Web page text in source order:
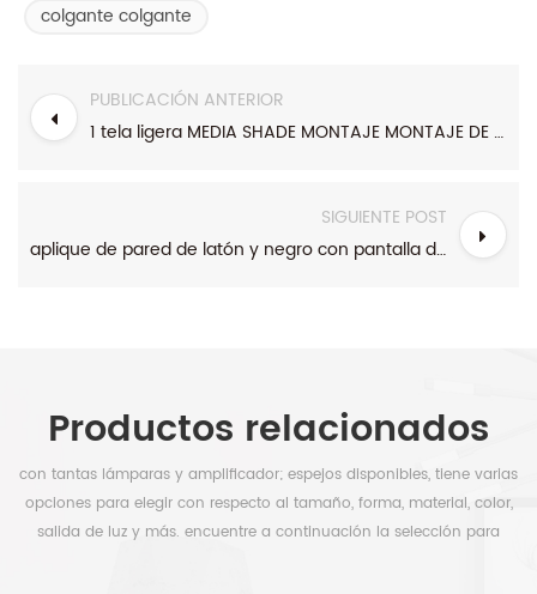
colgante colgante
PUBLICACIÓN ANTERIOR
1 tela ligera MEDIA SHADE MONTAJE MONTAJE DE LA CAMINO DE CAMA DE CAMA CON ACCES BLACK
SIGUIENTE POST
aplique de pared de latón y negro con pantalla de metal para dormitorio
Productos relacionados
con tantas lámparas y amplificador; espejos disponibles, tiene varias
opciones para elegir con respecto al tamaño, forma, material, color,
salida de luz y más. encuentre a continuación la selección para